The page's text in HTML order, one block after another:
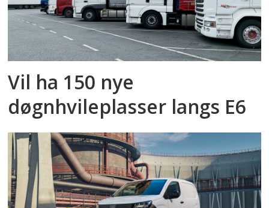
Vil ha 150 nye
døgnhvileplasser langs E6